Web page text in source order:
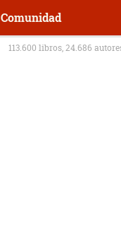
Comunidad
113.600 libros, 24.686